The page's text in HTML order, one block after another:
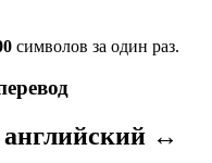
символов за один раз.
английский ↔